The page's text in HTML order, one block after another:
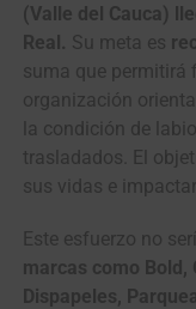
(Valle del Cauca)
Real. Su meta es
suma que permitirá
organización
la condición de
trasladados. El
sus vidas e
Este esfuerzo no
marcas como Bold,
Dispapeles,